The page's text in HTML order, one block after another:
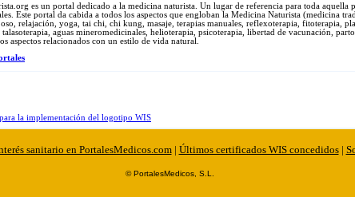
es un portal dedicado a la medicina naturista. Un lugar de referencia para toda aquella
Este portal da cabida a todos los aspectos que engloban la Medicina Naturista (medicina
relajación, yoga, tai chi, chi kung, masaje, terapias manuales, reflexoterapia, fitoterapia,
talasoterapia, aguas mineromedicinales, helioterapia, psicoterapia, libertad de vacunación,
aspectos relacionados con un estilo de vida natural.
la implementación del logotipo WIS
sanitario en PortalesMedicos.com| Últimos certificados WIS concedidos|
© PortalesMedicos, S.L.